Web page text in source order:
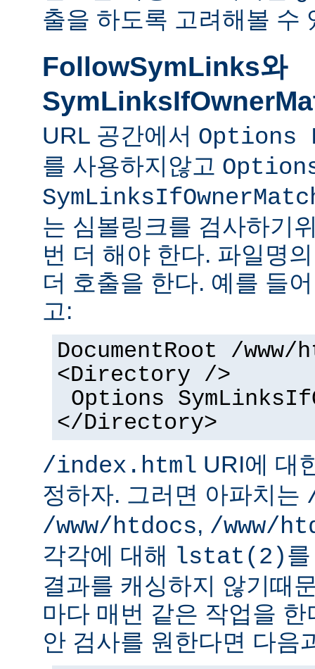
출을 하도록 고려해볼 수
FollowSymLinks와
URL 공간에서 Options
를 사용하지않고
는 심볼링크를 검사하기
번 더 해야 한다. 파일명
더 호출을 한다. 예를 들
고:
DocumentRoot /www/
<Directory />
Options
</Directory>
/index.html URI에 대
정하자. 그러면 아파치는
/www/htdocs, /www/
각각에 대해
lstat(2)
결과를 캐싱하지 않기때
마다 매번 같은 작업을
안 검사를 원한다면 다음